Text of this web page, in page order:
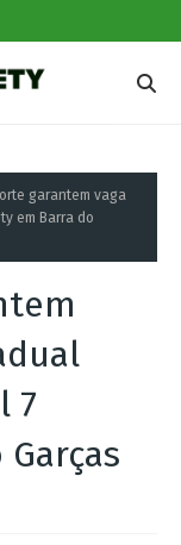
garantem vaga
em Barra do
7